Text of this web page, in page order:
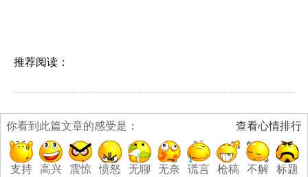
推荐阅读：
查看心情排行
你看到此篇文章的感受是：
支持 高兴 震惊 愤怒 无聊 无奈 谎言 枪稿 不解
标题